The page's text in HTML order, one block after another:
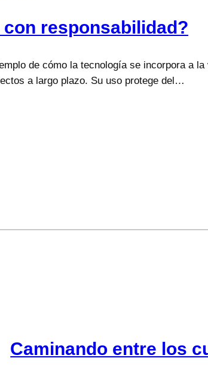
responsabilidad?
de cómo la tecnología se incorpora a la
a largo plazo. Su uso protege del…
Caminando entre los